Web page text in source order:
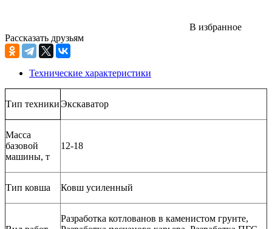
В избранное
Рассказать друзьям
Технические характеристики
Тип техникиЭкскаватор
Масса
базовой
машины, т
12-18
Тип ковша Ковш усиленный
Разработка котлованов в каменистом грунте,